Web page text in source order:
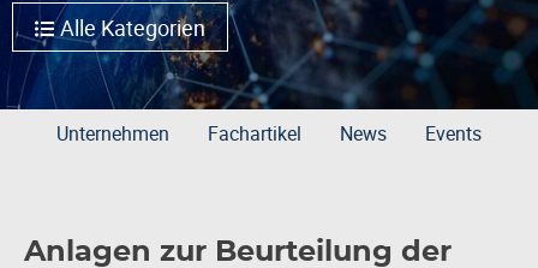
Alle Kategorien
Unternehmen Fachartikel News Events
Anlagen zur Beurteilung der